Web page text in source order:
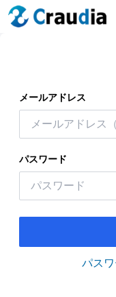
メールアドレス
パスワード
パス